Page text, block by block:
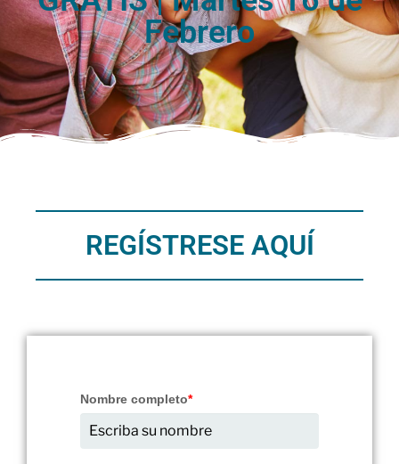
Febrero
REGÍSTRESE AQUÍ
Nombre completo*